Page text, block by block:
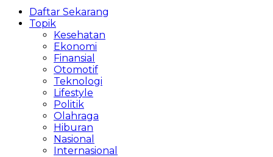
Daftar Sekarang
Topik
Kesehatan
Ekonomi
Finansial
Otomotif
Teknologi
Lifestyle
Politik
Olahraga
Hiburan
Nasional
Internasional